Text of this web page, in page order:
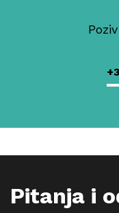
Pitanja i